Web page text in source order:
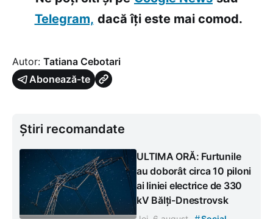
Telegram, dacă îți este mai comod.
Autor: Tatiana Cebotari
Abonează-te
Știri recomandate
ULTIMA ORĂ: Furtunile
au doborât circa 10 piloni
ai liniei electrice de 330
kV Bălți-Dnestrovsk